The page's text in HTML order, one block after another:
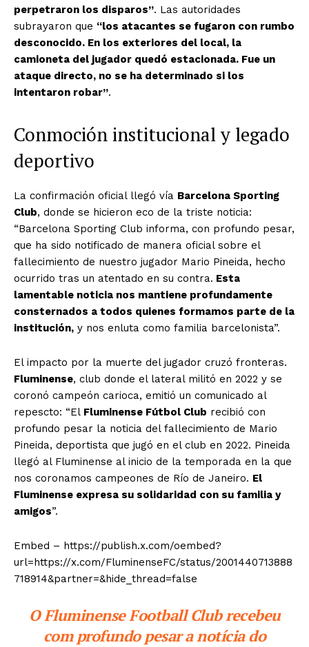
perpetraron los disparos”. Las autoridades
subrayaron que “los atacantes se fugaron con rumbo
desconocido. En los exteriores del local, la
camioneta del jugador quedó estacionada. Fue un
ataque directo, no se ha determinado si los
intentaron robar”.
Conmoción institucional y legado
deportivo
La confirmación oficial llegó vía Barcelona Sporting
Club, donde se hicieron eco de la triste noticia:
“Barcelona Sporting Club informa, con profundo pesar,
que ha sido notificado de manera oficial sobre el
fallecimiento de nuestro jugador Mario Pineida, hecho
ocurrido tras un atentado en su contra. Esta
lamentable noticia nos mantiene profundamente
consternados a todos quienes formamos parte de la
institución, y nos enluta como familia barcelonista”.
El impacto por la muerte del jugador cruzó fronteras.
Fluminense, club donde el lateral militó en 2022 y se
coronó campeón carioca, emitió un comunicado al
repescto: “El Fluminense Fútbol Club recibió con
profundo pesar la noticia del fallecimiento de Mario
Pineida, deportista que jugó en el club en 2022. Pineida
llegó al Fluminense al inicio de la temporada en la que
nos coronamos campeones de Río de Janeiro. El
Fluminense expresa su solidaridad con su familia y
amigos”.
Embed – https://publish.x.com/oembed?
url=https://x.com/FluminenseFC/status/2001440713888
718914&partner=&hide_thread=false
O Fluminense Football Club recebeu
com profundo pesar a notícia do